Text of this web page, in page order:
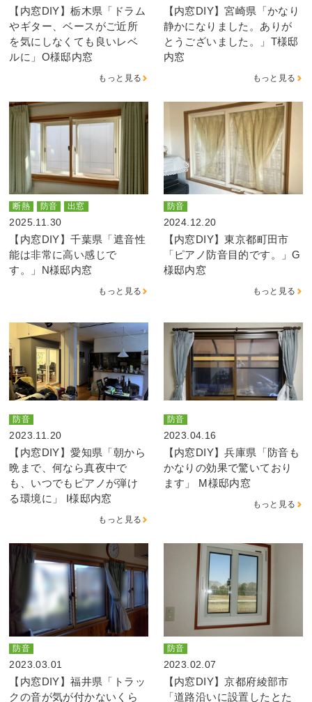
【内窓DIY】栃木県「ドラム
やギター、ベースがご近所
を気にしなくても良いレベ
ルに」O様邸内窓
もっと見る
【内窓DIY】宮崎県「かなり
静かになりました。ありが
とうございました。」T様邸
内窓
もっと見る
断熱 防音 出窓
2025.11.30
【内窓DIY】千葉県「遮音性
能は非常に高い感じで
す。」N様邸内窓
もっと見る
防音
2024.12.20
【内窓DIY】東京都町田市
「ピアノ防音目的です。」G
様邸内窓
もっと見る
防音
2023.11.20
【内窓DIY】愛知県「朝から
晩まで、何なら真夜中で
も、いつでもピアノが弾け
る環境に」 I様邸内窓
もっと見る
防音
2023.04.16
【内窓DIY】兵庫県「防音も
かなりの効果で驚いており
ます」 M様邸内窓
もっと見る
防音
2023.03.01
【内窓DIY】福井県「トラッ
クの音が気が付かないくら
防音
2023.02.07
【内窓DIY】京都府綾部市
「道路沿いに設置したとた